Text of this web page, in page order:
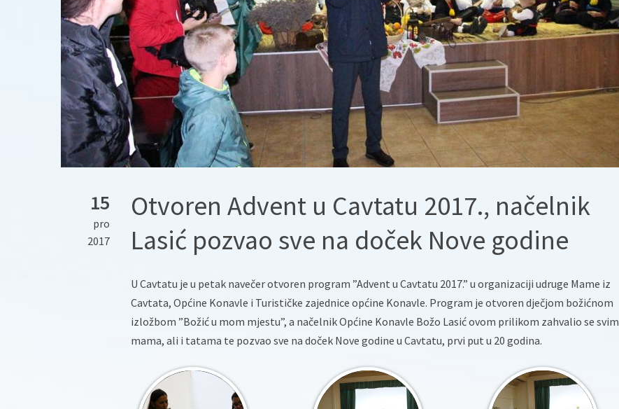
15
pro
2017
Otvoren Advent u Cavtatu 2017., načelnik
Lasić pozvao sve na doček Nove godine
U Cavtatu je u petak navečer otvoren program ”Advent u Cavtatu 2017.” u organizaciji udruge Mame iz
Cavtata, Općine Konavle i Turističke zajednice općine Konavle. Program je otvoren dječjom božićnom
izložbom ”Božić u mom mjestu”, a načelnik Općine Konavle Božo Lasić ovom prilikom zahvalio se svim
mama, ali i tatama te pozvao sve na doček Nove godine u Cavtatu, prvi put u 20 godina.